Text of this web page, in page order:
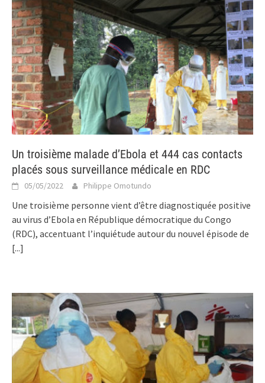
Un troisième malade d’Ebola et 444 cas contacts
placés sous surveillance médicale en RDC
05/05/2022 Philippe Omotundo
Une troisième personne vient d’être diagnostiquée positive
au virus d’Ebola en République démocratique du Congo
(RDC), accentuant l’inquiétude autour du nouvel épisode de
[...]